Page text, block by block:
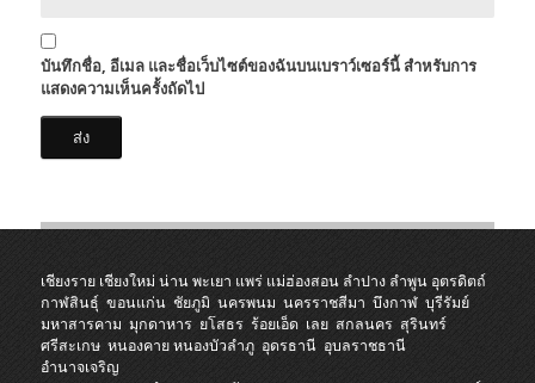
บันทึกชื่อ, อีเมล และชื่อเว็บไซต์ของฉันบนเบราว์เซอร์นี้ สำหรับการ
แสดงความเห็นครั้งถัดไป
เชียงราย เชียงใหม่ น่านพะเยา แพร่ แม่ฮ่องสอน ลำปาง ลำพูน อุตรดิตถ์
กาฬสินธุ์ ขอนแก่น ชัยภูมิ นครพนม นครราชสีมา บึงกาฬ บุรีรัมย์
มหาสารคาม มุกดาหาร ยโสธร ร้อยเอ็ด เลย สกลนคร สุรินทร์
ศรีสะเกษ หนองคายหนองบัวลำภู อุดรธานี อุบลราชธานี
อำนาจเจริญ